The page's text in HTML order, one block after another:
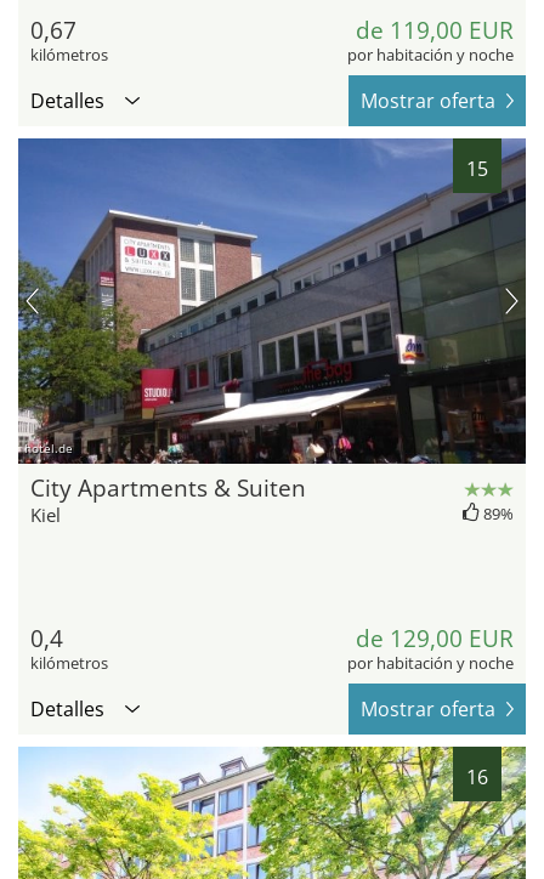
0,67
kilómetros
de 119,00 EUR
por habitación y noche
Detalles Mostrar oferta
15
hotel.de
City Apartments & Suiten
Kiel 89%
0,4
kilómetros
de 129,00 EUR
por habitación y noche
Detalles Mostrar oferta
16